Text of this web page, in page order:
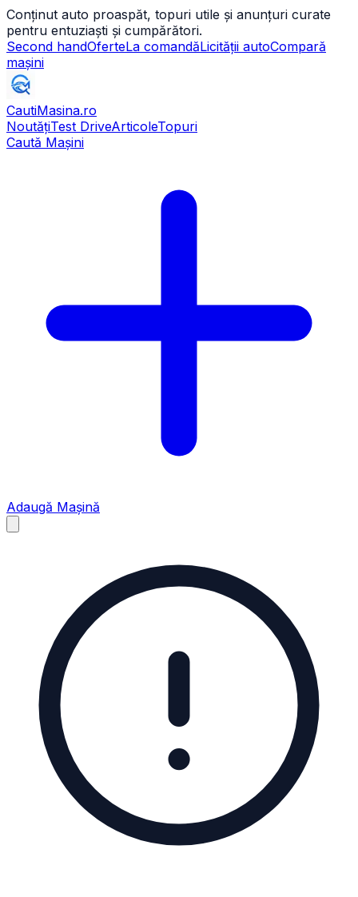
Conținut auto proaspăt, topuri utile și anunțuri curate
pentru entuziaști și cumpărători.
Second handOferteLa comandăLicității autoCompară
mașini
CautiMasina.ro
NoutățiTest DriveArticoleTopuri
Caută Mașini
Adaugă Mașină